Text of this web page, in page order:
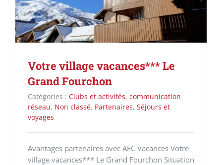
Votre village vacances*** Le
Grand Fourchon
Catégories : Clubs et activités, communication
réseau, Non classé, Partenaires, Séjours et
voyages
Avantages partenaires avec AEC Vacances Votre
village vacances*** Le Grand Fourchon Situation